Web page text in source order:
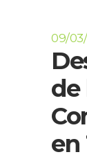
09/
de
en